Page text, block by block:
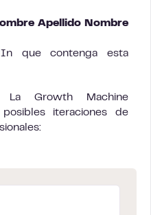
Apellido Nombre
que contenga esta
La Growth Machine
iteraciones de